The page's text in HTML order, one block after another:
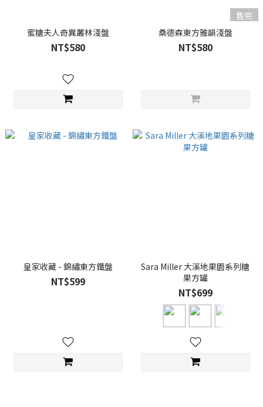
蜜糖夫人奇異叢林淺盤
NT$580
售完
桑德森東方雅韻淺盤
NT$580
皇家收藏 - 錦繡東方鐵盤
NT$599
Sara Miller 大溪地果園系列糖
果方罐
NT$699